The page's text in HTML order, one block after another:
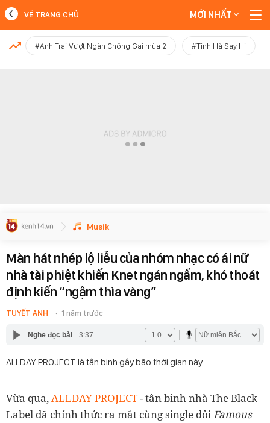
MỚI NHẤT
VỀ TRANG CHỦ MỚI NHẤT
#Anh Trai Vượt Ngàn Chông Gai mùa 2 #Tinh Hà Say Hi
Musik
Màn hát nhép lộ liễu của nhóm nhạc có ái nữ
nhà tài phiệt khiến Knet ngán ngẩm, khó thoát
định kiến “ngậm thìa vàng”
TUYẾT ANH 1 năm trước
Nghe đọc bài 3:37
ALLDAY PROJECT là tân binh gây bão thời gian này.
Vừa qua,ALLDAY PROJECT- tân binh nhà The Black
Label đã chính thức ra mắt cùng single đôiFamous